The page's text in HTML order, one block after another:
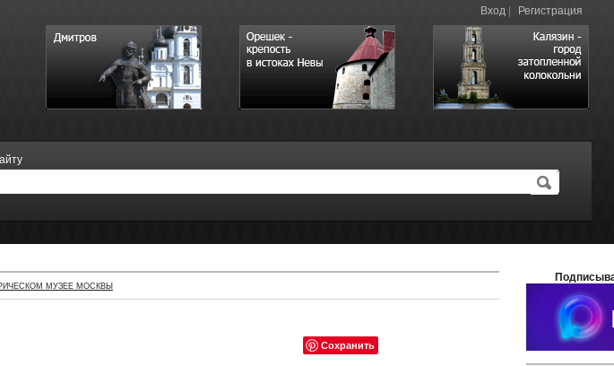
Вход Регистрация
МУЗЕЕ МОСКВЫ
Сохранить